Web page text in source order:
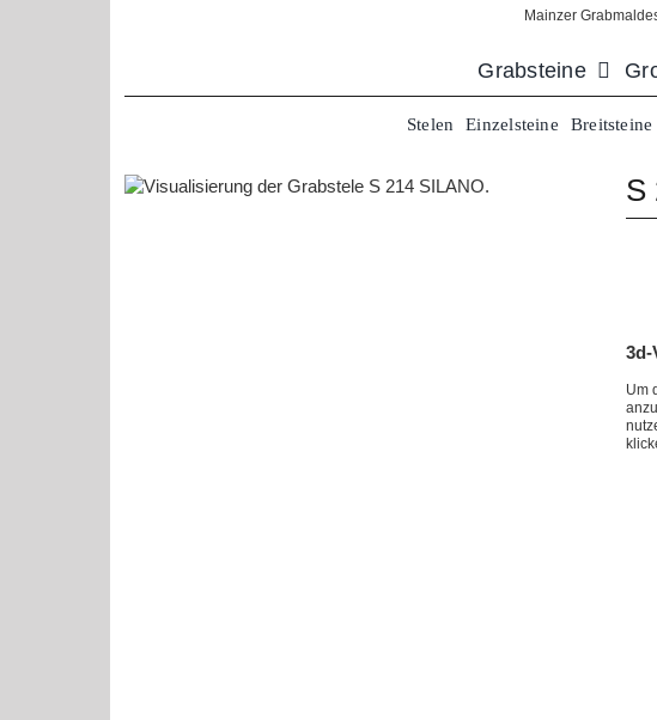
Mainzer
Grabsteine
Stelen Einzelsteine Breitsteine
S
3d-
Um